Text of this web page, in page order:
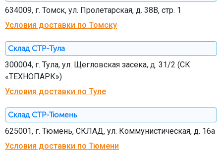
634009, г. Томск, ул. Пролетарская, д. 38В, стр. 1
Условия доставки по Томску
Склад СТР-Тула
300004, г. Тула, ул. Щегловская засека, д. 31/2 (СК
«ТЕХНОПАРК»)
Условия доставки по Туле
Склад СТР-Тюмень
625001, г. Тюмень, СКЛАД, ул. Коммунистическая, д. 16а
Условия доставки по Тюмени